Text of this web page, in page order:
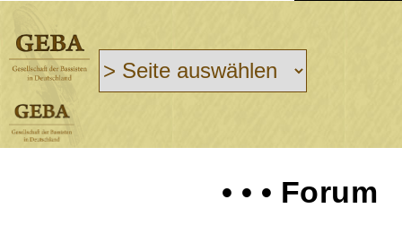
• • • Forum